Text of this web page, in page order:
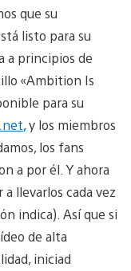
que su
listo para su
a principios de
«Ambition Is
para su
, y los miembros
los fans
a por él. Y ahora
llevarlos cada vez
indica). Así que si
de alta
iniciad